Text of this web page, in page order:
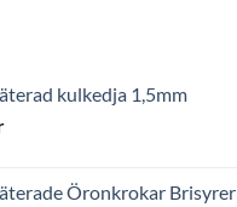
kulkedja 1,5mm
Öronkrokar Brisyrer